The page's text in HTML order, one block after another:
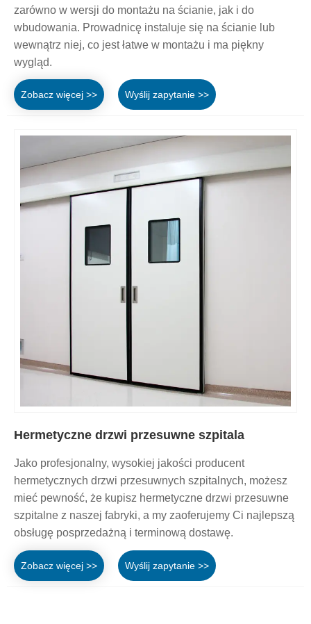
zarówno w wersji do montażu na ścianie, jak i do
wbudowania. Prowadnicę instaluje się na ścianie lub
wewnątrz niej, co jest łatwe w montażu i ma piękny
wygląd.
Zobacz więcej >> Wyślij zapytanie >>
Hermetyczne drzwi przesuwne szpitala
Jako profesjonalny, wysokiej jakości producent
hermetycznych drzwi przesuwnych szpitalnych, możesz
mieć pewność, że kupisz hermetyczne drzwi przesuwne
szpitalne z naszej fabryki, a my zaoferujemy Ci najlepszą
obsługę posprzedażną i terminową dostawę.
Zobacz więcej >> Wyślij zapytanie >>